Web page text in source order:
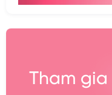
Tham